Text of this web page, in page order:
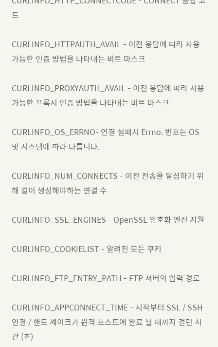
드
CURLINFO_HTTPAUTH_AVAIL - 이전 응답에 따라 사용
가능한 인증 방법을 나타내는 비트 마스크
CURLINFO_PROXYAUTH_AVAIL - 이전 응답에 따라 사용
가능한 프록시 인증 방법을 나타내는 비트 마스크
CURLINFO_OS_ERRNO- 연결 실패시 Errno. 번호는 OS
및 시스템에 따라 다릅니다.
CURLINFO_NUM_CONNECTS - 이전 전송을 달성하기 위
해 컬이 생성해야하는 연결 수
CURLINFO_SSL_ENGINES - OpenSSL 암호화 엔진 지원
CURLINFO_COOKIELIST - 알려진 모든 쿠키
CURLINFO_FTP_ENTRY_PATH - FTP 서버의 입력 경로
CURLINFO_APPCONNECT_TIME - 시작부터 SSL / SSH
연결 / 핸드 셰이크가 원격 호스트에 완료 될 때까지 걸린 시
간 (초)